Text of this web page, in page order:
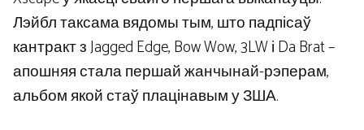
Лэйбл таксама вядомы тым, што падпісаў
кантракт з Jagged Edge, Bow Wow, 3LW і Da Brat –
апошняя стала першай жанчынай-рэперам,
альбом якой стаў плацінавым у ЗША.